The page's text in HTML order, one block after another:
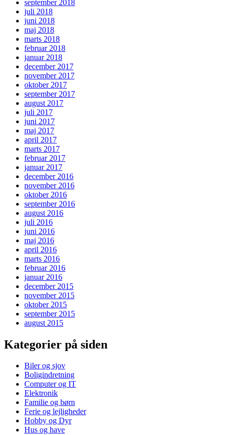
september 2018
juli 2018
juni 2018
maj 2018
marts 2018
februar 2018
januar 2018
december 2017
november 2017
oktober 2017
september 2017
august 2017
juli 2017
juni 2017
maj 2017
april 2017
marts 2017
februar 2017
januar 2017
december 2016
november 2016
oktober 2016
september 2016
august 2016
juli 2016
juni 2016
maj 2016
april 2016
marts 2016
februar 2016
januar 2016
december 2015
november 2015
oktober 2015
september 2015
august 2015
Kategorier på siden
Biler og sjov
Boligindretning
Computer og IT
Elektronik
Familie og børn
Ferie og lejligheder
Hobby og Dyr
Hus og have